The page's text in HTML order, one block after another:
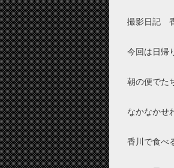
撮影日記
今回は日帰
朝の便でた
なかなかせ
香川で食べ